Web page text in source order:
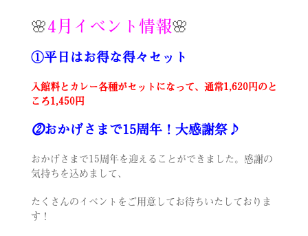
🌸4月イベント情報🌸
①平日はお得な得々セット
入館料とカレー各種がセットになって、通常1,620円のと
ころ1,450円
⓶おかげさまで15周年！大感謝祭♪
おかげさまで15周年を迎えることができました。感謝の
気持ちを込めまして、
たくさんのイベントをご用意してお待ちいたしておりま
す！